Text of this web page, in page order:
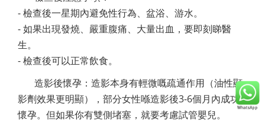
- 檢查後一星期內避免性行為、盆浴、游水。
- 如果出現發燒、嚴重腹痛、大量出血，要即刻睇醫
生。
- 檢查後可以正常飲食。
造影後懷孕：造影本身有輕微嘅疏通作用（油性顯
影劑效果更明顯），部分女性喺造影後3-6個月內成功
懷孕。但如果你有雙側堵塞，就要考慮試管嬰兒。